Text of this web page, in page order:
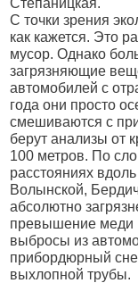
С точки зрения
как кажется. Это
мусор. Однако
загрязняющие
автомобилей с
года они просто
смешиваются с
берут анализы от
100 метров. По
расстояниях
Волынской,
абсолютно
превышение меди
выбросы из
прибордюрный
выхлопной трубы.